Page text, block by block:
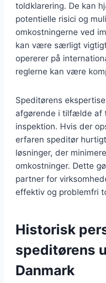
toldklarering. De kan
potentielle risici og
omkostningerne ved
kan være særligt
opererer på
reglerne kan være
Speditørens
afgørende i tilfælde af
inspektion. Hvis der
erfaren speditør
løsninger, der
omkostninger. Dette
partner for
effektiv og problemfri
Historisk
speditørens
Danmark